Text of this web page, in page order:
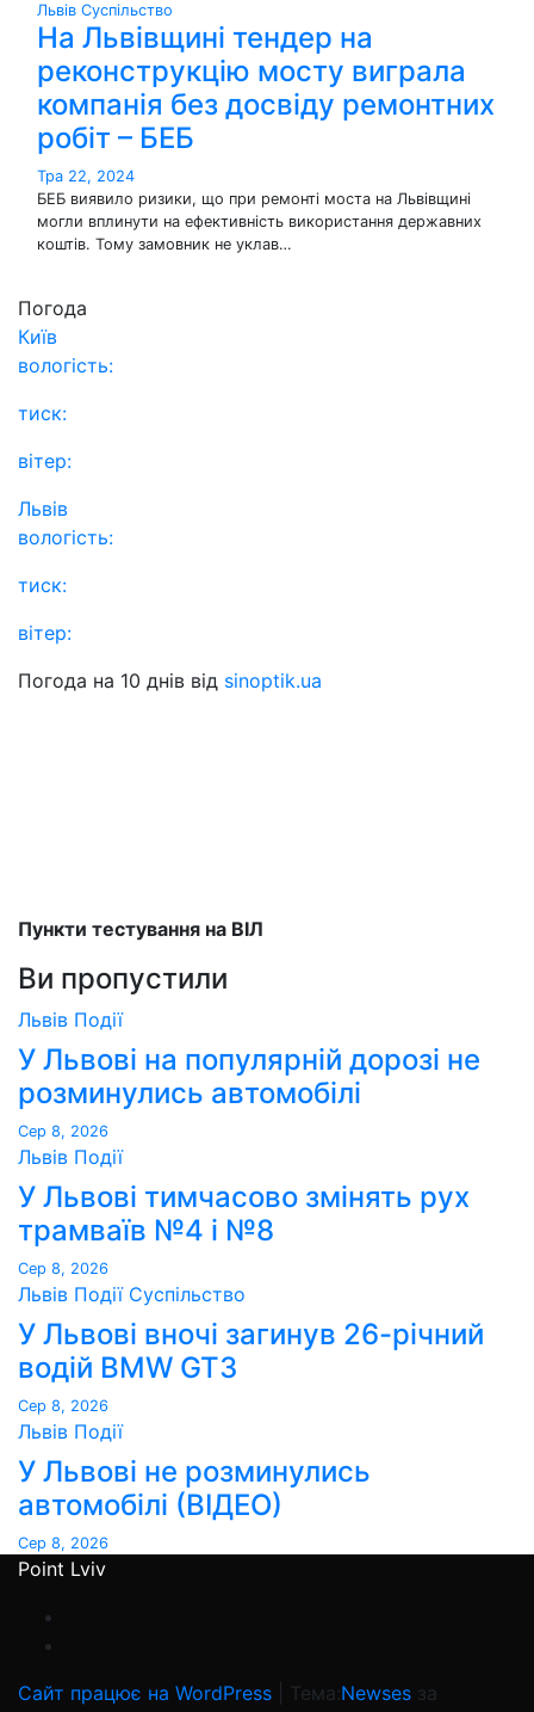
Львів Суспільство
На Львівщині тендер на
реконструкцію мосту виграла
компанія без досвіду ремонтних
робіт – БЕБ
Тра 22, 2024
БЕБ виявило ризики, що при ремонті моста на Львівщині
могли вплинути на ефективність використання державних
коштів. Тому замовник не уклав…
Погода
Київ
вологість:
тиск:
вітер:
Львів
вологість:
тиск:
вітер:
Погода на 10 днів від sinoptik.ua
Пункти тестування на ВІЛ
Ви пропустили
Львів Події
У Львові на популярній дорозі не
розминулись автомобілі
Сер 8, 2026
Львів Події
У Львові тимчасово змінять рух
трамваїв №4 і №8
Сер 8, 2026
Львів Події Суспільство
У Львові вночі загинув 26-річний
водій BMW GT3
Сер 8, 2026
Львів Події
У Львові не розминулись
автомобілі (ВІДЕО)
Сер 8, 2026
Point Lviv
Сайт працює на WordPress Тема:Newses за